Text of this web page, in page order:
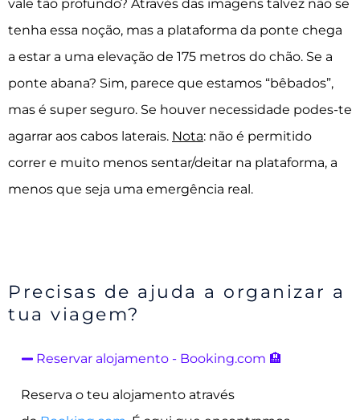
vale tão profundo? Através das imagens talvez não se
tenha essa noção, mas a plataforma da ponte chega
a estar a uma elevação de 175 metros do chão. Se a
ponte abana? Sim, parece que estamos “bêbados”,
mas é super seguro. Se houver necessidade podes-te
agarrar aos cabos laterais. Nota: não é permitido
correr e muito menos sentar/deitar na plataforma, a
menos que seja uma emergência real.
Precisas de ajuda a organizar a
tua viagem?
Reservar alojamento - Booking.com 🏨
Reserva o teu alojamento através